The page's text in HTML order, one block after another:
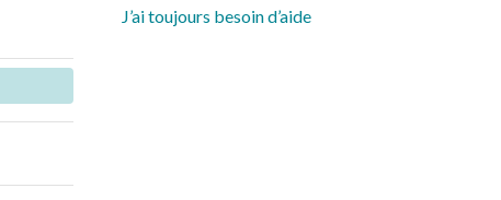
J’ai toujours besoin d’aide